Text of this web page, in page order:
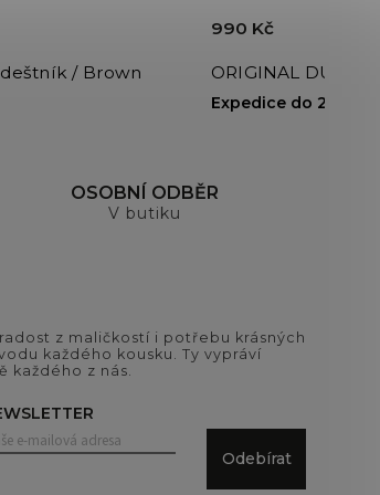
deštník / Brown ORIGINAL
Expedice do 24h
990 Kč
OSOBNÍ ODBĚR
V butiku
z maličkostí i potřebu krásných
každého kousku. Ty vypráví
každého z nás.
Odebírat